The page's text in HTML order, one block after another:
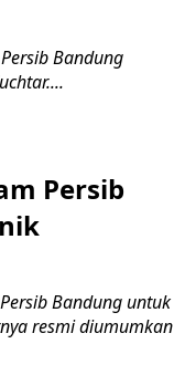
Bandung
Persib
Bandung untuk
resmi diumumkan